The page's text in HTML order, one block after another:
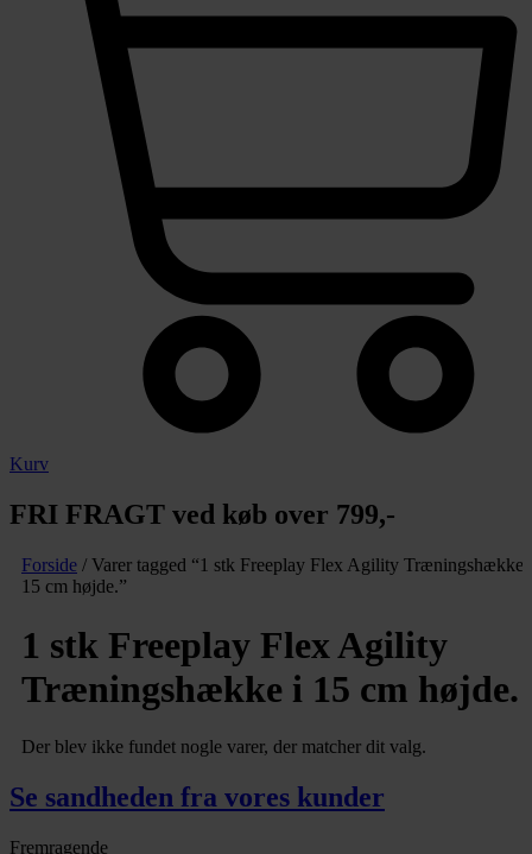
Kurv
FRI FRAGT ved køb over 799,-
Forside / Varer tagged “1 stk Freeplay Flex Agility Træningshække i
15 cm højde.”
1 stk Freeplay Flex Agility
Træningshække i 15 cm højde.
Der blev ikke fundet nogle varer, der matcher dit valg.
Se sandheden fra vores kunder
Fremragende